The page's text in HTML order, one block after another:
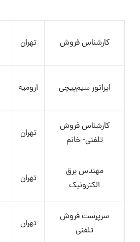
کارشناس فروش تهران
اپراتور سیم‌پیچی ارومیه
کارشناس فروش
تلفنی- خانم
تهران
مهندس برق
الکترونیک
تهران
سرپرست فروش
تلفنی
تهران